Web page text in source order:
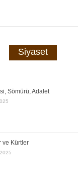
Siyaset
Sömürü, Adalet
ve Kürtler